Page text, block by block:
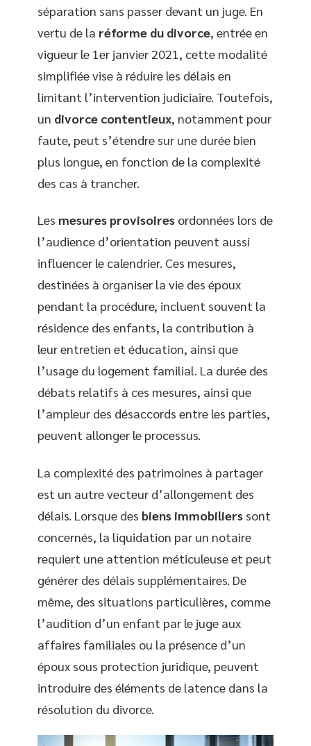
séparation sans passer devant un juge. En
vertu de la réforme du divorce, entrée en
vigueur le 1er janvier 2021, cette modalité
simplifiée vise à réduire les délais en
limitant l’intervention judiciaire. Toutefois,
un divorce contentieux, notamment pour
faute, peut s’étendre sur une durée bien
plus longue, en fonction de la complexité
des cas à trancher.
Les mesures provisoires ordonnées lors de
l’audience d’orientation peuvent aussi
influencer le calendrier. Ces mesures,
destinées à organiser la vie des époux
pendant la procédure, incluent souvent la
résidence des enfants, la contribution à
leur entretien et éducation, ainsi que
l’usage du logement familial. La durée des
débats relatifs à ces mesures, ainsi que
l’ampleur des désaccords entre les parties,
peuvent allonger le processus.
La complexité des patrimoines à partager
est un autre vecteur d’allongement des
délais. Lorsque des biens immobiliers sont
concernés, la liquidation par un notaire
requiert une attention méticuleuse et peut
générer des délais supplémentaires. De
même, des situations particulières, comme
l’audition d’un enfant par le juge aux
affaires familiales ou la présence d’un
époux sous protection juridique, peuvent
introduire des éléments de latence dans la
résolution du divorce.